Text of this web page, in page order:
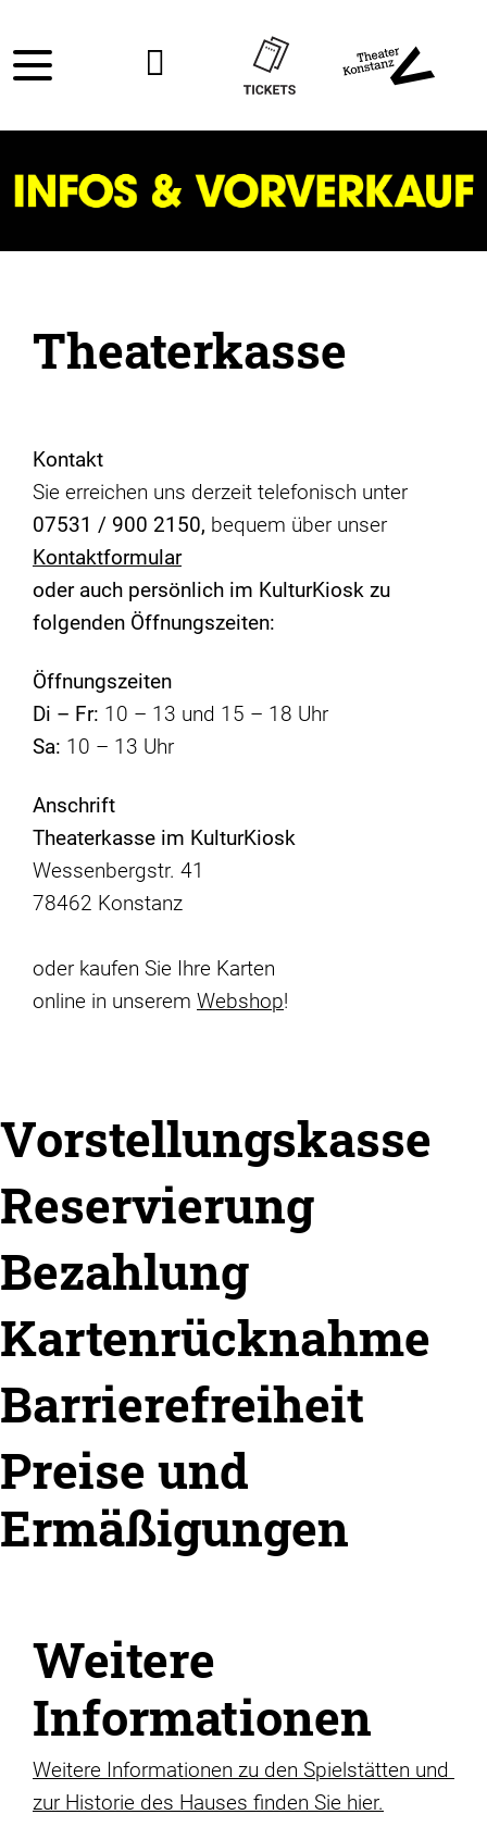
Theaterkasse
Kontakt
Sie erreichen uns derzeit telefonisch unter
07531 / 900 2150, bequem über unser
Kontaktformular
oder auch persönlich im KulturKiosk zu
folgenden Öffnungszeiten:
Öffnungszeiten
Di – Fr: 10 – 13 und 15 – 18 Uhr
Sa: 10 – 13 Uhr
Anschrift
Theaterkasse im KulturKiosk
Wessenbergstr. 41
78462 Konstanz
oder kaufen Sie Ihre Karten
online in unserem Webshop!
Vorstellungskasse
Reservierung
Bezahlung
Kartenrücknahme
Barrierefreiheit
Preise und
Ermäßigungen
Weitere
Informationen
Weitere Informationen zu den Spielstätten und
zur Historie des Hauses finden Sie hier.